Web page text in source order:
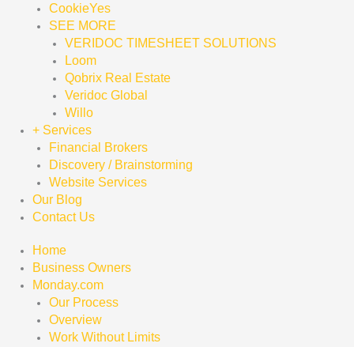
CookieYes
SEE MORE
VERIDOC TIMESHEET SOLUTIONS
Loom
Qobrix Real Estate
Veridoc Global
Willo
+ Services
Financial Brokers
Discovery / Brainstorming
Website Services
Our Blog
Contact Us
Home
Business Owners
Monday.com
Our Process
Overview
Work Without Limits